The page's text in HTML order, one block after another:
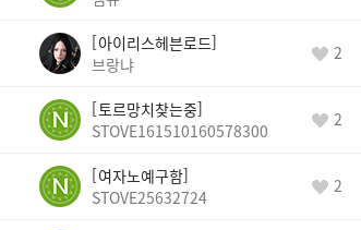
아이리스헤븐로드
브랑냐
2
토르망치찾는중
STOVE161510160578300
2
여자노예구함
STOVE25632724
2